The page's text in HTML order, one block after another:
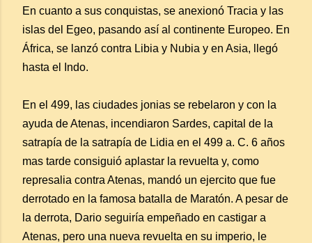
En cuanto a sus conquistas, se anexionó Tracia y las
islas del Egeo, pasando así al continente Europeo. En
África, se lanzó contra Libia y Nubia y en Asia, llegó
hasta el Indo.
En el 499, las ciudades jonias se rebelaron y con la
ayuda de Atenas, incendiaron Sardes, capital de la
satrapía de la satrapía de Lidia en el 499 a. C. 6 años
mas tarde consiguió aplastar la revuelta y, como
represalia contra Atenas, mandó un ejercito que fue
derrotado en la famosa batalla de Maratón. A pesar de
la derrota, Dario seguiría empeñado en castigar a
Atenas, pero una nueva revuelta en su imperio, le